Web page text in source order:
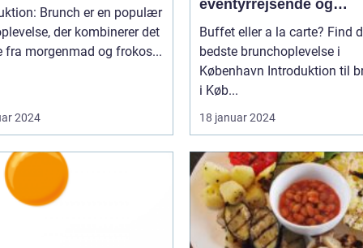
Brunch er en populær
der kombinerer det
fra morgenmad og frokos...
2024
eventyrrejsende og
backpackere
Buffet eller a la carte? Find
bedste brunchoplevelse i
København Introduktion til brunch
i Køb...
18 januar 2024